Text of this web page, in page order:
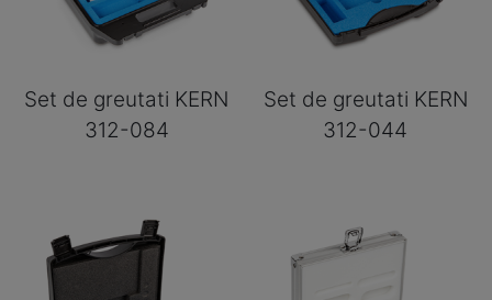
Set de greutati KERN
312-084
Set de greutati KERN
312-044